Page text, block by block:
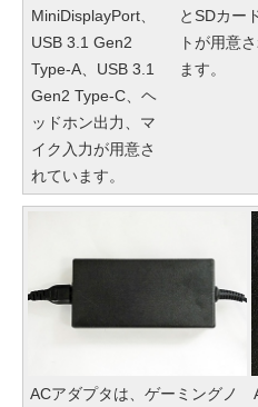
MiniDisplayPort、
USB 3.1 Gen2
Type-A、USB 3.1
Gen2 Type-C、ヘ
ッドホン出力、マ
イク入力が用意さ
れています。
とSDカー
トが用意
ます。
ACアダプタは、ゲーミングノ